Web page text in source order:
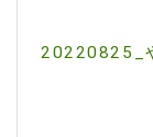
20220825_